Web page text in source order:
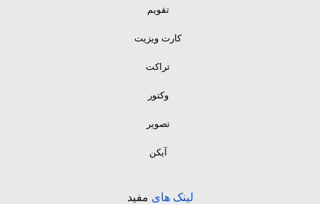
تقویم
کارت ویزیت
تراکت
وکتور
تصویر
آیکن
لینک های مفید